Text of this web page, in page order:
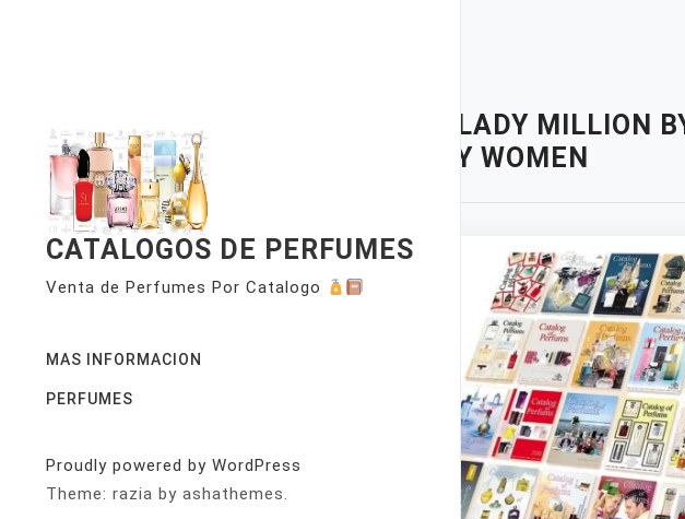
CATALOGOS DE PERFUMES
Venta de Perfumes Por Catalogo
MAS INFORMACION
PERFUMES
Proudly powered by WordPress
Theme: razia by ashathemes.
LADY MILLION
SPRAY WOMEN